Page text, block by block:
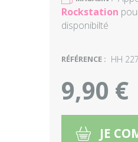
Rockstation
disponibilté
RÉFÉRENCE : HH
9,90 €
5 JE